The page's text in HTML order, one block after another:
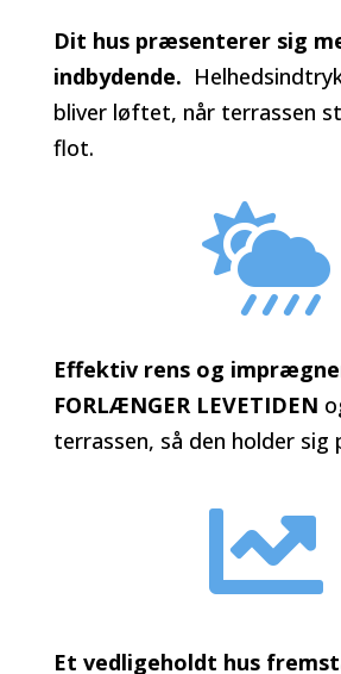
Dit hus præsenterer sig
indbydende.
bliver løftet, når terrassen
flot.

Effektiv rens og
FORLÆNGER LEVETIDEN
terrassen, så den holder

Et vedligeholdt hus